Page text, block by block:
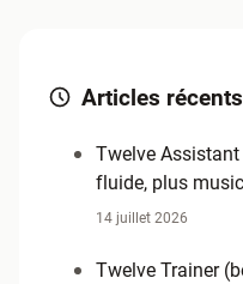
Articles récents
Twelve
fluide, plus
14 juillet 2026
Twelve Trainer